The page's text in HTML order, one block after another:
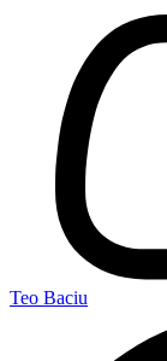
Teo Baciu